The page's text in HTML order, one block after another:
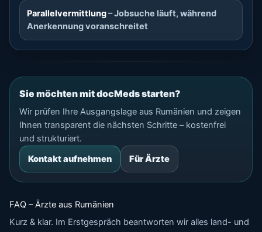
Parallelvermittlung– Jobsuche läuft, während
Anerkennung voranschreitet
Sie möchten mit docMeds starten?
Wir prüfen Ihre Ausgangslage aus Rumänien und zeigen
Ihnen transparent die nächsten Schritte – kostenfrei
und strukturiert.
Kontakt aufnehmen
Für Ärzte
FAQ – Ärzte aus Rumänien
Kurz & klar. Im Erstgespräch beantworten wir alles land- und